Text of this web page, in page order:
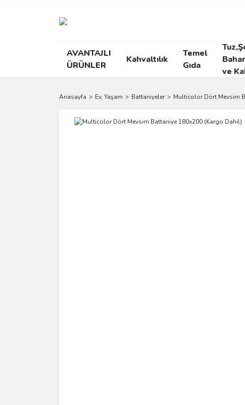
AVANTAJLI
ÜRÜNLER
Kahvaltılık
Temel
Gıda
ve
Anasayfa Ev, Yaşam Battaniyeler Multicolor Dört Mevsim